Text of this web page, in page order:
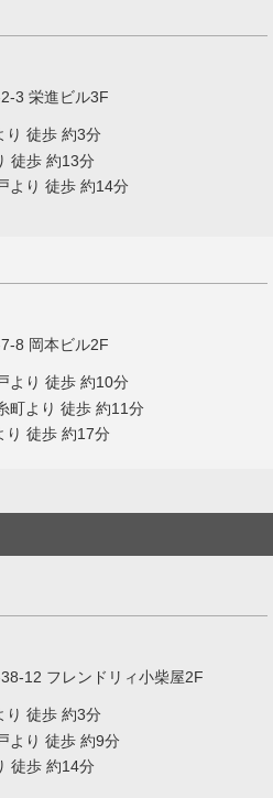
3 栄進ビル3F
り 徒歩 約3分
徒歩 約13分
より 徒歩 約14分
8 岡本ビル2F
より 徒歩 約10分
町より 徒歩 約11分
り 徒歩 約17分
12 フレンドリィ小柴屋2F
り 徒歩 約3分
より 徒歩 約9分
徒歩 約14分